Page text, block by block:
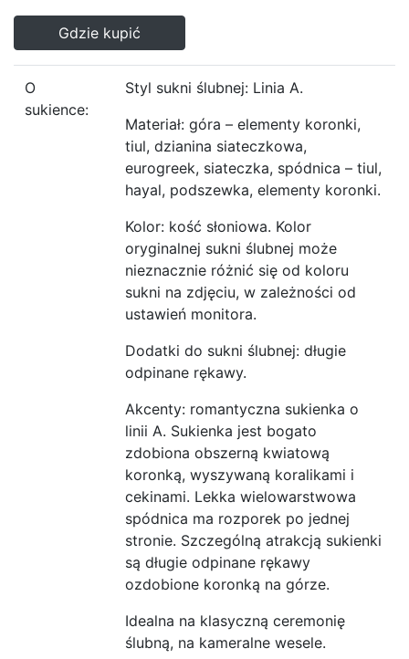
Gdzie kupić
O
sukience:
Styl sukni ślubnej: Linia A.
Materiał: góra – elementy koronki,
tiul, dzianina siateczkowa,
eurogreek, siateczka, spódnica – tiul,
hayal, podszewka, elementy koronki.
Kolor: kość słoniowa. Kolor
oryginalnej sukni ślubnej może
nieznacznie różnić się od koloru
sukni na zdjęciu, w zależności od
ustawień monitora.
Dodatki do sukni ślubnej: długie
odpinane rękawy.
Akcenty: romantyczna sukienka o
linii A. Sukienka jest bogato
zdobiona obszerną kwiatową
koronką, wyszywaną koralikami i
cekinami. Lekka wielowarstwowa
spódnica ma rozporek po jednej
stronie. Szczególną atrakcją sukienki
są długie odpinane rękawy
ozdobione koronką na górze.
Idealna na klasyczną ceremonię
ślubną, na kameralne wesele.